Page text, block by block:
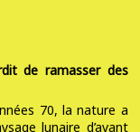
de ramasser des
70, la nature a
lunaire d’avant